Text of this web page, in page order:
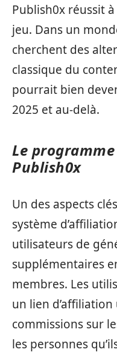
Publish0x réussit
jeu. Dans un
cherchent des
classique du
pourrait bien
2025 et au-delà.
Le
Publish0x
Un des aspects
système
utilisateurs de
supplémentaires
membres. Les
un lien
commissions sur
les personnes